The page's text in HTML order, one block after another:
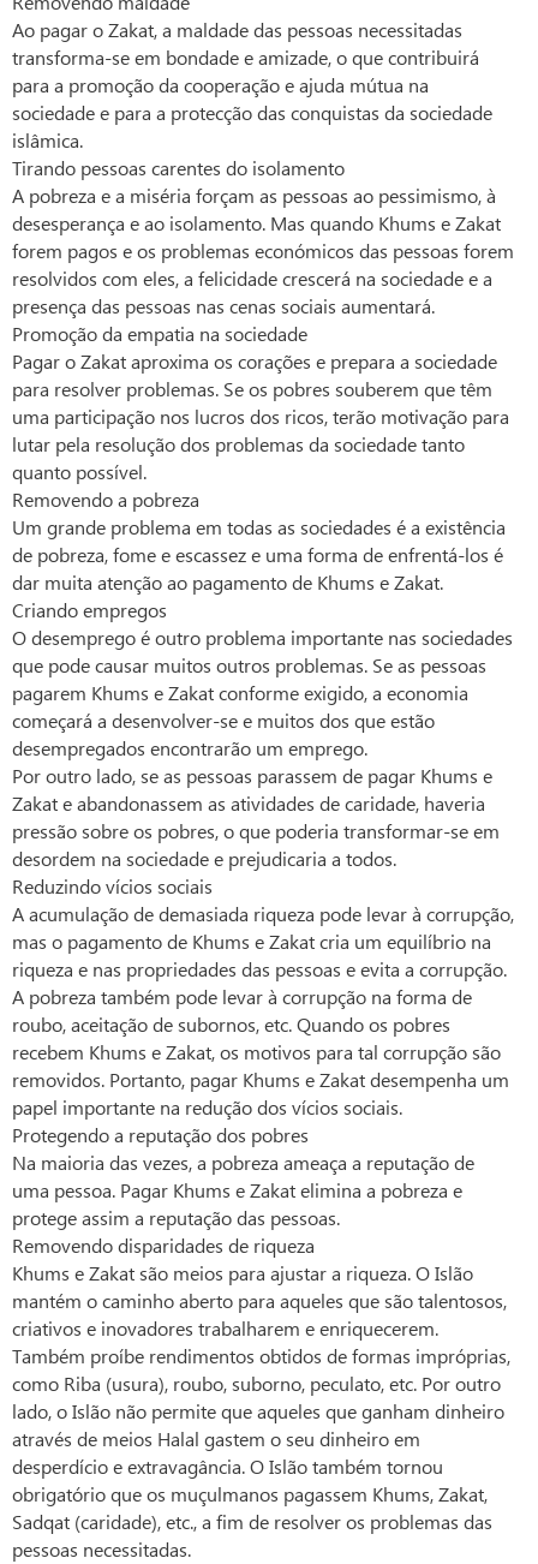
Ao pagar o Zakat, a maldade das pessoas necessitadas
transforma-se em bondade e amizade, o que contribuirá
para a promoção da cooperação e ajuda mútua na
sociedade e para a protecção das conquistas da sociedade
islâmica.
Tirando pessoas carentes do isolamento
A pobreza e a miséria forçam as pessoas ao pessimismo, à
desesperança e ao isolamento. Mas quando Khums e Zakat
forem pagos e os problemas económicos das pessoas forem
resolvidos com eles, a felicidade crescerá na sociedade e a
presença das pessoas nas cenas sociais aumentará.
Promoção da empatia na sociedade
Pagar o Zakat aproxima os corações e prepara a sociedade
para resolver problemas. Se os pobres souberem que têm
uma participação nos lucros dos ricos, terão motivação para
lutar pela resolução dos problemas da sociedade tanto
quanto possível.
Removendo a pobreza
Um grande problema em todas as sociedades é a existência
de pobreza, fome e escassez e uma forma de enfrentá-los é
dar muita atenção ao pagamento de Khums e Zakat.
Criando empregos
O desemprego é outro problema importante nas sociedades
que pode causar muitos outros problemas. Se as pessoas
pagarem Khums e Zakat conforme exigido, a economia
começará a desenvolver-se e muitos dos que estão
desempregados encontrarão um emprego.
Por outro lado, se as pessoas parassem de pagar Khums e
Zakat e abandonassem as atividades de caridade, haveria
pressão sobre os pobres, o que poderia transformar-se em
desordem na sociedade e prejudicaria a todos.
Reduzindo vícios sociais
A acumulação de demasiada riqueza pode levar à corrupção,
mas o pagamento de Khums e Zakat cria um equilíbrio na
riqueza e nas propriedades das pessoas e evita a corrupção.
A pobreza também pode levar à corrupção na forma de
roubo, aceitação de subornos, etc. Quando os pobres
recebem Khums e Zakat, os motivos para tal corrupção são
removidos. Portanto, pagar Khums e Zakat desempenha um
papel importante na redução dos vícios sociais.
Protegendo a reputação dos pobres
Na maioria das vezes, a pobreza ameaça a reputação de
uma pessoa. Pagar Khums e Zakat elimina a pobreza e
protege assim a reputação das pessoas.
Removendo disparidades de riqueza
Khums e Zakat são meios para ajustar a riqueza. O Islão
mantém o caminho aberto para aqueles que são talentosos,
criativos e inovadores trabalharem e enriquecerem.
Também proíbe rendimentos obtidos de formas impróprias,
como Riba (usura), roubo, suborno, peculato, etc. Por outro
lado, o Islão não permite que aqueles que ganham dinheiro
através de meios Halal gastem o seu dinheiro em
desperdício e extravagância. O Islão também tornou
obrigatório que os muçulmanos pagassem Khums, Zakat,
Sadqat (caridade), etc., a fim de resolver os problemas das
pessoas necessitadas.